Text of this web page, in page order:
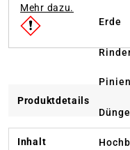
Erde
Mehr dazu.
Produktdetails
Inhalt